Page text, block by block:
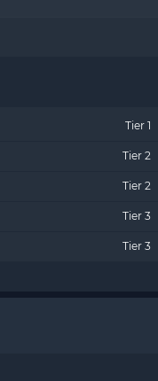
Tier 1
Tier 2
Tier 2
Tier 3
Tier 3